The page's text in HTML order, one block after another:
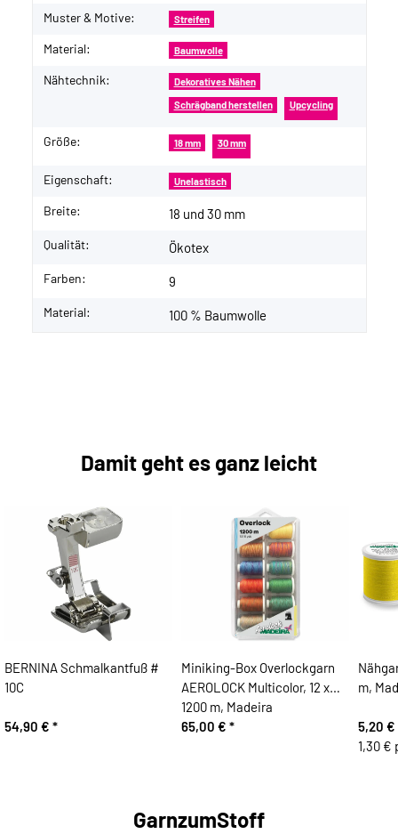
Muster & Motive: Streifen
Material: Baumwolle
Nähtechnik: Dekoratives Nähen
Schrägband herstellen Upcycling
Größe: 18 mm 30 mm
Eigenschaft: Unelastisch
Breite: 18 und 30 mm
Qualität: Ökotex
Farben: 9
Material: 100 % Baumwolle
Damit geht es ganz leicht
BERNINA Schmalkantfuß #
10C
54,90 € *
Miniking-Box Overlockgarn
AEROLOCK Multicolor, 12 x
1200 m, Madeira
65,00 € *
m,
5,20 €
1,30 €
GarnzumStoff